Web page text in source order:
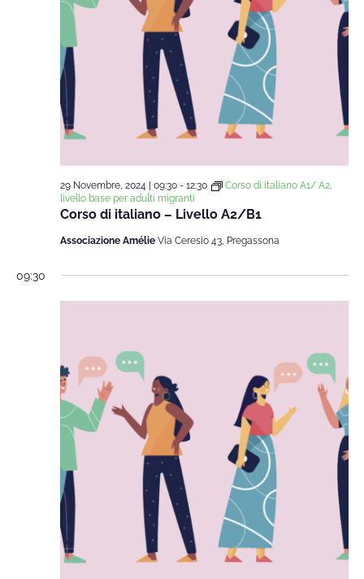
Corso di italiano – Livello A2/B1
29 Novembre, 2024 | 09:30- 12:30
Corso di italiano A1/ A2,
livello base per adulti migranti
Associazione Amélie Via Ceresio 43, Pregassona
09:30